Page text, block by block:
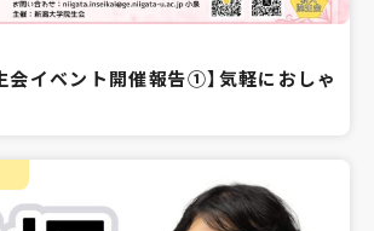
会イベント開催報告①】気軽におしゃ